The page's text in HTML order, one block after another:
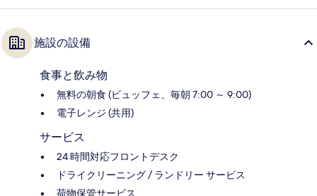
施設の設備
食事と飲み物
無料の朝食 (ビュッフェ、毎朝 7:00 ～ 9:00)
電子レンジ (共用)
サービス
24 時間対応フロントデスク
ドライクリーニング / ランドリー サービス
荷物保管サービス